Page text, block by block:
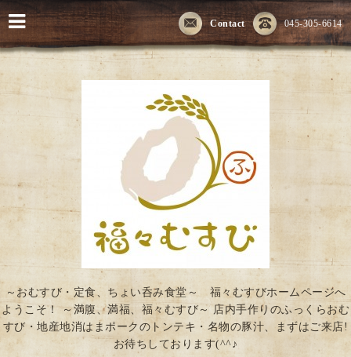
045-305-6614
Contact
～おむすび・定食、ちょい呑み食堂～ 福々むすびホームページへ
ようこそ！ ～満腹、満福、福々むすび～ 店内手作りのふっくらおむ
すび・地産地消はまポークのトンテキ・名物の豚汁、まずはご来店!
お待ちしております(^^♪